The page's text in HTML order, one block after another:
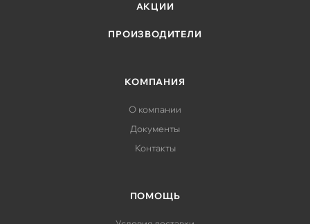
АКЦИИ
ПРОИЗВОДИТЕЛИ
КОМПАНИЯ
О компании
Документы
Контакты
ПОМОЩЬ